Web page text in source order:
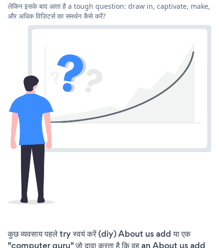
लेकिन इसके बाद आता है a tough question: draw in, captivate, make,
और अधिक विज़िटर्स का समर्थन कैसे करें?
कुछ व्यवसाय पहले try स्वयं करें (diy) About us add या एक
"computer guru" जो दावा करता है कि वह an About us add